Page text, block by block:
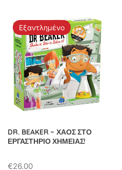
Εξαντλημένο
DR. BEAKER – ΧΑΟΣ ΣΤΟ
ΕΡΓΑΣΤΗΡΙΟ ΧΗΜΕΙΑΣ!
€26.00